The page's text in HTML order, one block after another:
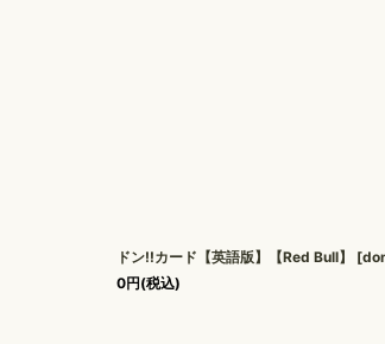
ドン!!カード【英語版】【Red Bull】 [
0円(税込)